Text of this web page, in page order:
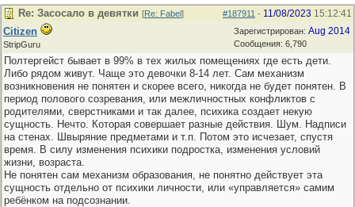
#187911 - 11/08/2023 15:12:41
Re: Засосало в девятки [Re: Fabel]
Зарегистрирован: Aug 2014
Сообщения: 6,790
Citizen
StripGuru
Полтергейст бывает в 99% в тех жилых помещениях где есть дети.
Либо рядом живут. Чаще это девочки 8-14 лет. Сам механизм
возникновения не понятен и скорее всего, никогда не будет понятен. В
период полового созревания, или межличностных конфликтов с
родителями, сверстниками и так далее, психика создает некую
сущность. Нечто. Которая совершает разные действия. Шум. Надписи
на стенах. Швыряние предметами и т.п. Потом это исчезает, спустя
время. В силу изменения психики подростка, изменения условий
жизни, возраста.
Не понятен сам механизм образования, не понятно действует эта
сущность отдельно от психики личности, или «управляется» самим
ребёнком на подсознании.